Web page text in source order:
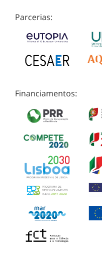
Parcerias:
Financiamentos: